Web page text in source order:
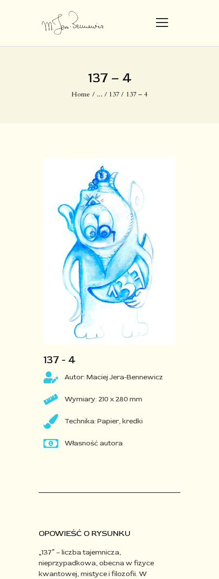
137 – 4​
Home ... 137 137 – 4​
STRONA GŁÓWNA
DZIEŁA
137 - 4​
Autor: Maciej Jera-Bennewicz
Wymiary: 210 x 280 mm
Technika: Papier, kredki
Własność autora
OPOWIEŚĆ O RYSUNKU
„137” – liczba tajemnicza,
nieprzypadkowa, obecna w fizyce
kwantowej, mistyce i filozofii. W